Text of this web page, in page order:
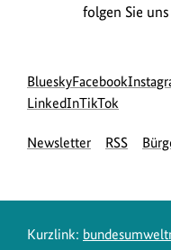
folgen Sie
Social
Media
Blueskyzur
Bluesky-
des
Facebookzur
des
LinkedInzur
Seite
zur
Seite
TikTok
Newsletter RSS
Kurzlink: